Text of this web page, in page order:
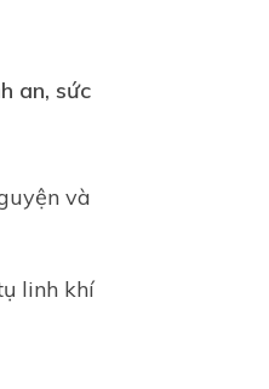
an, sức
và
linh khí